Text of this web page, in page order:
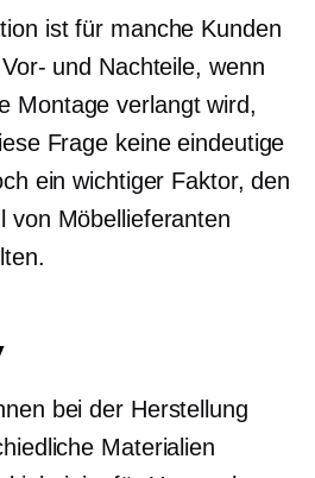
ist für manche Kunden
und Nachteile, wenn
Montage verlangt wird,
Frage keine eindeutige
ein wichtiger Faktor, den
von Möbellieferanten
bei der Herstellung
Materialien